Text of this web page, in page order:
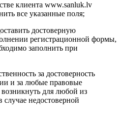
клиента www.sanluk.lv
все указанные поля;
достоверную
регистрационной формы,
заполнить при
за достоверность
и за любые правовые
для любой из
недостоверной